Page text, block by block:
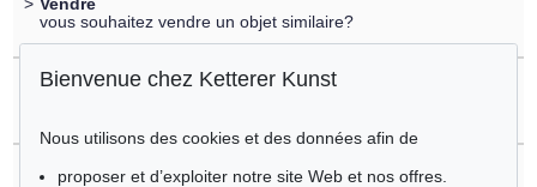
> Vendre
vous souhaitez vendre un objet similaire?
Enregistrement sur
Questions sur l´achat
Bienvenue chez Ketterer Kunst
Nous utilisons des cookies et des données afin de
proposer et d’exploiter notre site Web et nos offres.